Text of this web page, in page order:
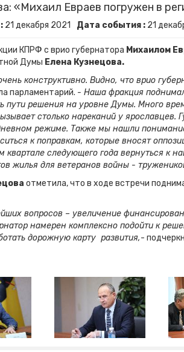
«Михаил Евраев погружен в
21 декабря 2021 Дата события : 21
КПРФ с врио губернатора Михаилом
Думы Елена Кузнецова.
конструктивно. Видно, что врио
парламентарий. - Наша фракция
пути решения на уровне Думы. Много
столько нареканий у ярославцев.
режиме. Также мы нашли
к поправкам, которые вносят
квартале следующего года вернуться к
жилья для ветеранов войны -
отметила, что в ходе встречи
вопросов – увеличение
намерен комплексно подойти к
дорожную карту развития,-